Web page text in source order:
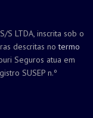
S LTDA, inscrita sob o
descritas notermo
Seguros atua em
SUSEP n.º